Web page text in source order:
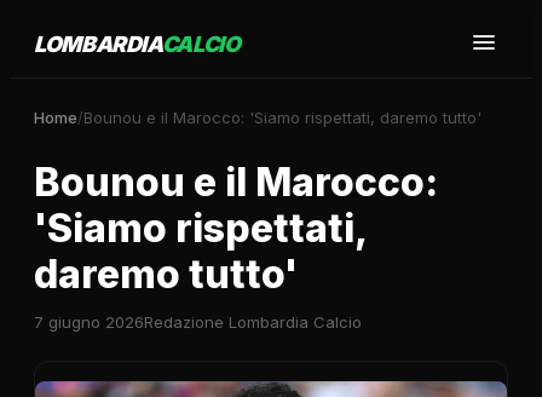
LOMBARDIACALCIO
Home/Bounou e il Marocco: 'Siamo rispettati, daremo tutto'
Bounou e il Marocco:
'Siamo rispettati,
daremo tutto'
7 giugno 2026Redazione Lombardia Calcio